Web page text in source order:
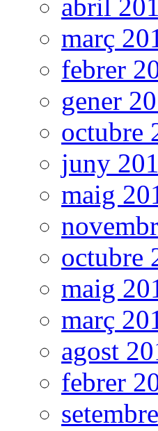
abril
març
febrer
gener
octubre
juny
maig
octubre
maig
març
agost
febrer